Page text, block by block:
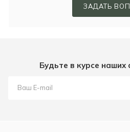
ЗАДАТЬ
Будьте в курсе наших